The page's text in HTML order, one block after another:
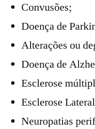
Convusões;
Doença de
Alterações ou
Doença de
Esclerose
Esclerose
Neuropatias